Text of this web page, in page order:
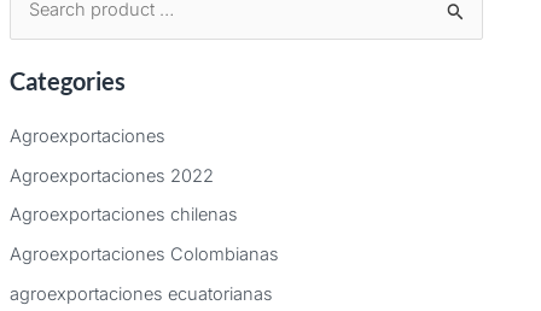
s
r
p
o
r
Categories
Agroexportaciones
Agroexportaciones 2022
Agroexportaciones chilenas
Agroexportaciones Colombianas
agroexportaciones ecuatorianas